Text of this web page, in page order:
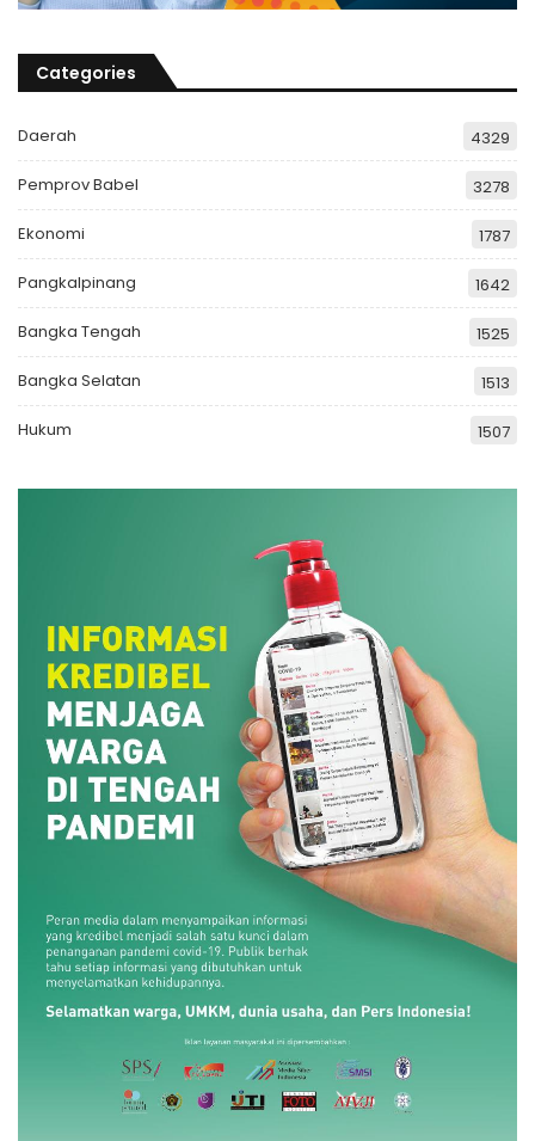
Categories
Daerah 4329
Pemprov Babel 3278
Ekonomi 1787
Pangkalpinang 1642
Bangka Tengah 1525
Bangka Selatan 1513
Hukum 1507